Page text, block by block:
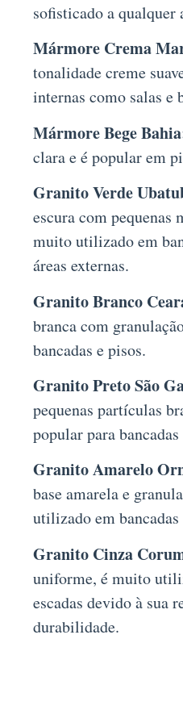
sofisticado a qualquer
Mármore Crema
tonalidade creme
internas como salas e
Mármore Bege
clara e é popular em
Granito Verde
escura com pequenas
muito utilizado em
áreas externas.
Granito Branco
branca com
bancadas e pisos.
Granito Preto São
pequenas partículas
popular para
Granito Amarelo
base amarela e
utilizado em bancadas
Granito Cinza
uniforme, é muito
escadas devido à sua
durabilidade.